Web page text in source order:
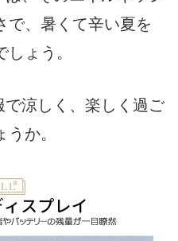
で、暑くて辛い夏を
ょう。
涼しく、楽しく過ご
か。